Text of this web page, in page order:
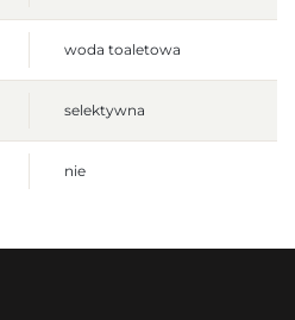
woda toaletowa
selektywna
nie